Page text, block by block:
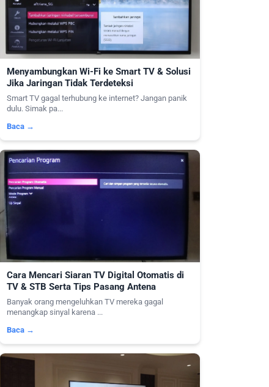
Menyambungkan Wi-Fi ke Smart TV & Solusi
Jika Jaringan Tidak Terdeteksi
Smart TV gagal terhubung ke internet? Jangan panik
dulu. Simak pa...
Baca →
Cara Mencari Siaran TV Digital Otomatis di
TV & STB Serta Tips Pasang Antena
Banyak orang mengeluhkan TV mereka gagal
menangkap sinyal karena ...
Baca →